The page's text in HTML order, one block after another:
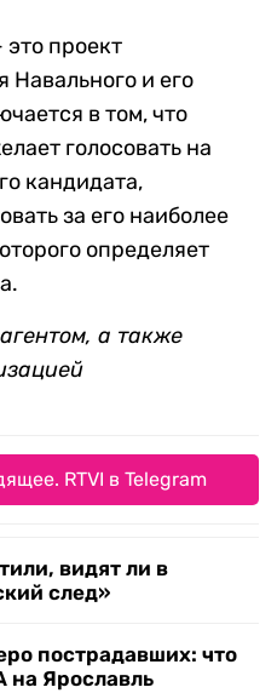
проект
Навального и его
в том, что
голосовать на
кандидата,
за его наиболее
определяет
а также
RTVI в Telegram
видят ли в
след»
пострадавших: что
на Ярославль